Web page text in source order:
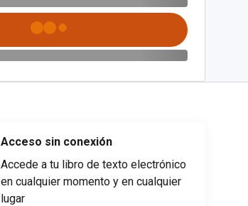
Acceso sin conexión
Accede a tu libro de texto electrónico
en cualquier momento y en cualquier
lugar